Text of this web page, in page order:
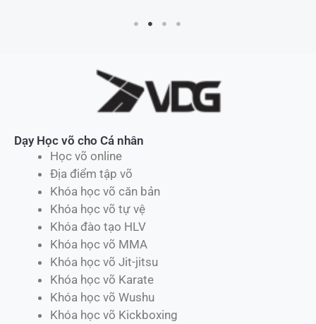
Dạy Học võ cho Cá nhân
Học võ online
Địa điểm tập võ
Khóa học võ căn bản
Khóa học võ tự vệ
Khóa đào tạo HLV
Khóa học võ MMA
Khóa học võ Jit-jitsu
Khóa học võ Karate
Khóa học võ Wushu
Khóa học võ Kickboxing